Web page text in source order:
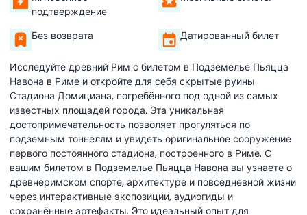
подтверждение
Без возврата Датированный билет
Исследуйте древний Рим с билетом в Подземелье Пьяцца
Навона в Риме и откройте для себя скрытые руины
Стадиона Домициана, погребённого под одной из самых
известных площадей города. Эта уникальная
достопримечательность позволяет прогуляться по
подземным тоннелям и увидеть оригинальное сооружение
первого постоянного стадиона, построенного в Риме. С
вашим билетом в Подземелье Пьяцца Навона вы узнаете о
древнеримском спорте, архитектуре и повседневной жизни
через интерактивные экспозиции, аудиогиды и
сохранённые артефакты. Это идеальный опыт для